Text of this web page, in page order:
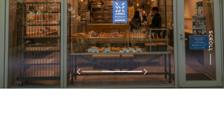
SCROLL
前の画像 次の画像